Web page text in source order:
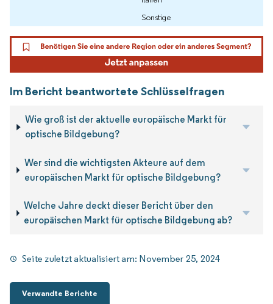
Sonstige
Im Bericht beantwortete Schlüsselfragen
Wie groß ist der aktuelle europäische Markt für
optische Bildgebung?
Wer sind die wichtigsten Akteure auf dem
europäischen Markt für optische Bildgebung?
Welche Jahre deckt dieser Bericht über den
europäischen Markt für optische Bildgebung ab?
Seite zuletzt aktualisiert am: November 25, 2024
Verwandte Berichte